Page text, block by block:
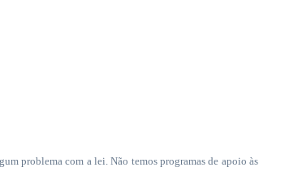
problema com a lei. Não temos programas de apoio às